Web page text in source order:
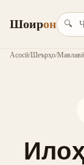
Шоирон 🔍
Асосӣ/Шеърҳо/